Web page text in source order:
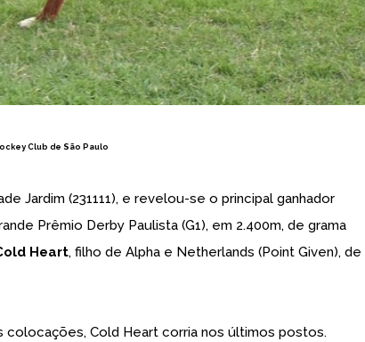
Club de São Paulo
Jardim (231111), e revelou-se o principal ganhador
Prêmio Derby Paulista (G1), em 2.400m, de grama
Heart, filho de Alpha e Netherlands (Point Given), de
colocações, Cold Heart corria nos últimos postos.